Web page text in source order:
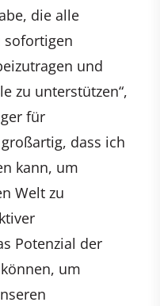
die alle
sofortigen
und
zu unterstützen“,
für
dass ich
kann, um
Welt zu
Potenzial der
um